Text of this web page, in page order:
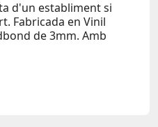
d'un establiment si
Fabricada en Vinil
de 3mm. Amb